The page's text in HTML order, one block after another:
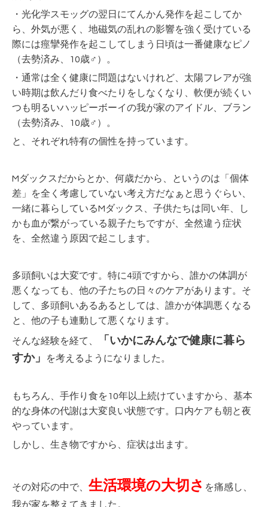
・光化学スモッグの翌日にてんかん発作を起こしてか
ら、外気が悪く、地磁気の乱れの影響を強く受けている
際には痙攣発作を起こしてしまう日頃は一番健康なピノ
（去勢済み、10歳♂）。
・通常は全く健康に問題はないけれど、太陽フレアが強
い時期は飲んだり食べたりをしなくなり、軟便が続くい
つも明るいハッピーボーイの我が家のアイドル、ブラン
（去勢済み、10歳♂）。
と、それぞれ特有の個性を持っています。
Mダックスだからとか、何歳だから、というのは「個体
差」を全く考慮していない考え方だなぁと思うぐらい、
一緒に暮らしているMダックス、子供たちは同い年、し
かも血が繋がっている親子たちですが、全然違う症状
を、全然違う原因で起こします。
多頭飼いは大変です。特に4頭ですから、誰かの体調が
悪くなっても、他の子たちの日々のケアがあります。そ
して、多頭飼いあるあるとしては、誰かが体調悪くなる
と、他の子も連動して悪くなります。
そんな経験を経て、
「いかにみんなで健康に暮ら
すか」
を考えるようになりました。
もちろん、手作り食を10年以上続けていますから、基本
的な身体の代謝は大変良い状態です。口内ケアも朝と夜
やっています。
しかし、生き物ですから、症状は出ます。
その対応の中で、 生活環境の大切さ を痛感し、
我が家を整えてきました。